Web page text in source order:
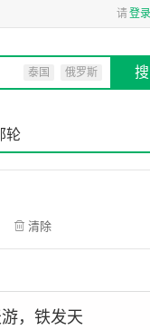
请登录
泰国 俄罗斯
轮
清除
，铁发天